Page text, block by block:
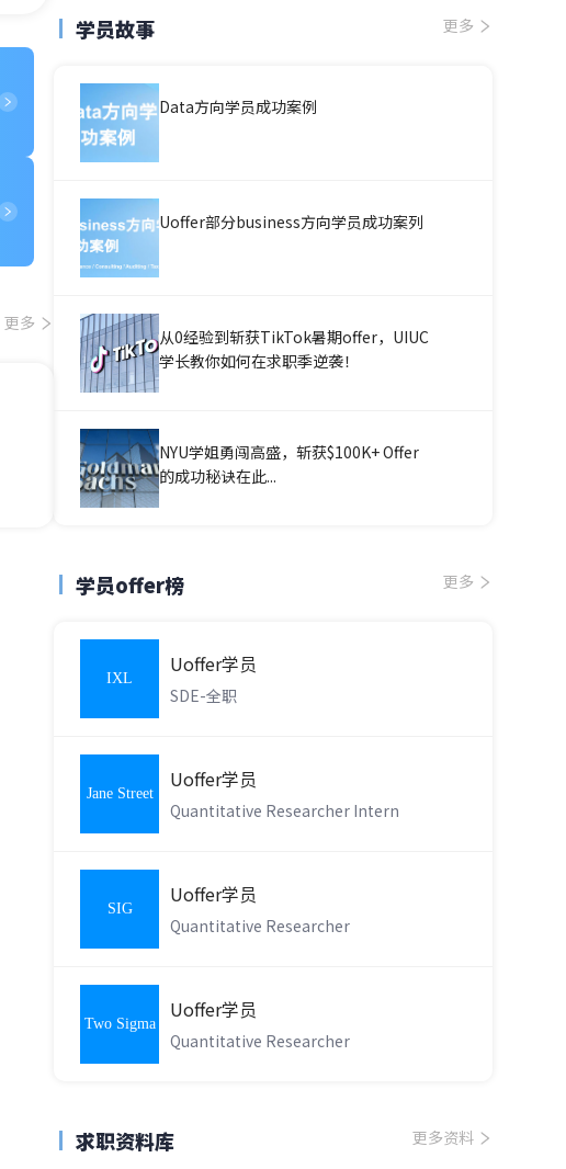
更多
学员故事 更多
Data方向学员成功案例
Uoffer部分business方向学员成功案列
从0经验到斩获TikTok暑期offer，UIUC
学长教你如何在求职季逆袭！
NYU学姐勇闯高盛，斩获$100K+ Offer
的成功秘诀在此...
学员offer榜 更多
IXL
Learning
Uoffer学员
SDE-全职
Jane Street
Uoffer学员
Quantitative Researcher Intern
SIG
Uoffer学员
Quantitative Researcher
Two Sigma
Uoffer学员
Quantitative Researcher
求职资料库 更多资料